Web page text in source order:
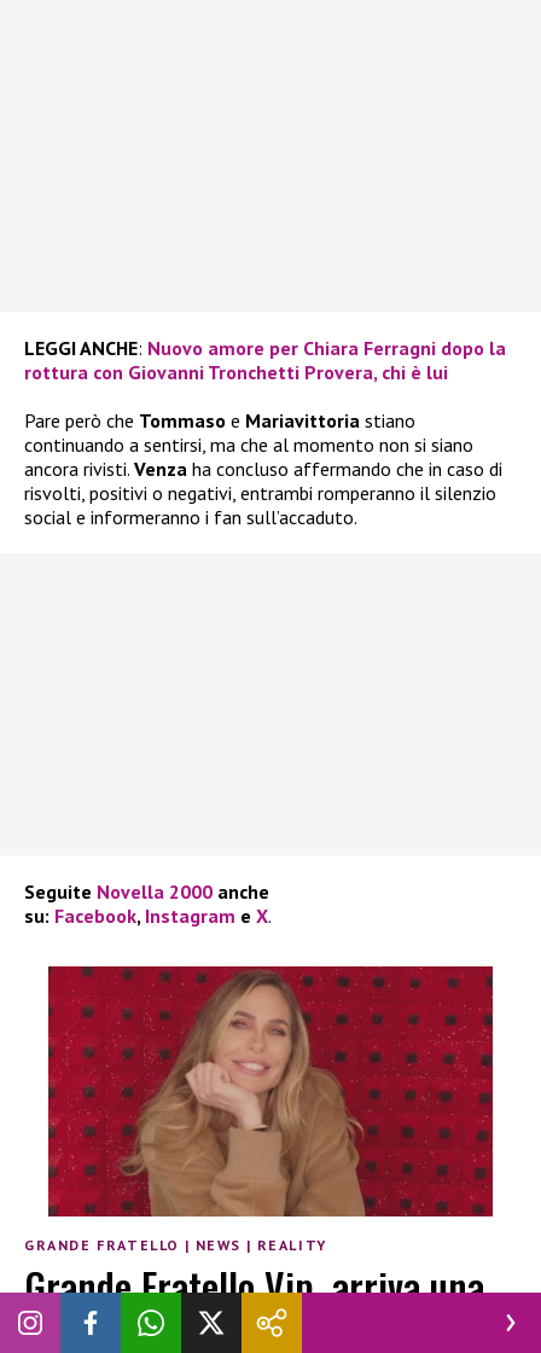
LEGGI ANCHE: Nuovo amore per Chiara Ferragni dopo la
rottura con Giovanni Tronchetti Provera, chi è lui
Pare però che Tommaso e Mariavittoria stiano
continuando a sentirsi, ma che al momento non si siano
ancora rivisti. Venza ha concluso affermando che in caso di
risvolti, positivi o negativi, entrambi romperanno il silenzio
social e informeranno i fan sull’accaduto.
Seguite Novella 2000 anche
su: Facebook, Instagram e X.
GRANDE FRATELLO | NEWS | REALITY
Grande Fratello Vip, arriva una
novità che riguarda il pubblico